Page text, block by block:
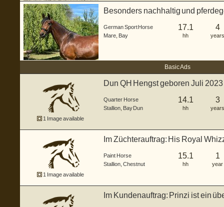
Besonders nachhaltig und
German Sport Horse
Mare Bay
17.1
hh
4
years
Basic Ads
1 Image available
Dun QH Hengst geboren Juli
Quarter Horse
Stallion Bay Dun
14.1
hh
3
years
1 Image available
Im Züchterauftrag: His Royal
Paint Horse
Stallion Chestnut
15.1
hh
1
year
Im Kundenauftrag: Prinzi ist ein